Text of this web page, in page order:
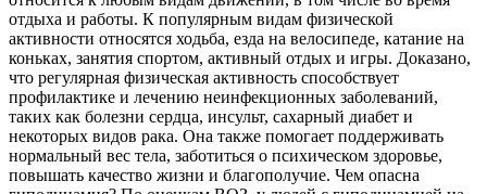
отдыха и работы. К популярным видам физической
активности относятся ходьба, езда на велосипеде, катание на
коньках, занятия спортом, активный отдых и игры. Доказано,
что регулярная физическая активность способствует
профилактике и лечению неинфекционных заболеваний,
таких как болезни сердца, инсульт, сахарный диабет и
некоторых видов рака. Она также помогает поддерживать
нормальный вес тела, заботиться о психическом здоровье,
повышать качество жизни и благополучие. Чем опасна